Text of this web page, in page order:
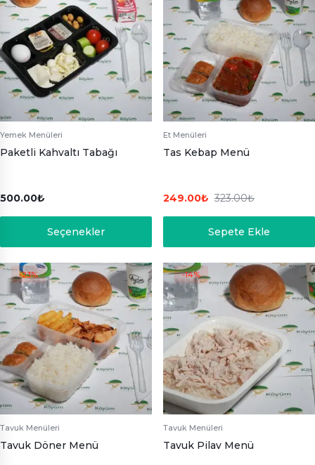
Yemek Menüleri
Paketli Kahvaltı Tabağı
500.00₺
Seçenekler
Et Menüleri
Tas Kebap Menü
323.00₺
249.00₺
Sepete Ekle
-23%
Tavuk Menüleri
Tavuk Döner Menü
-14%
Tavuk Menüleri
Tavuk Pilav Menü